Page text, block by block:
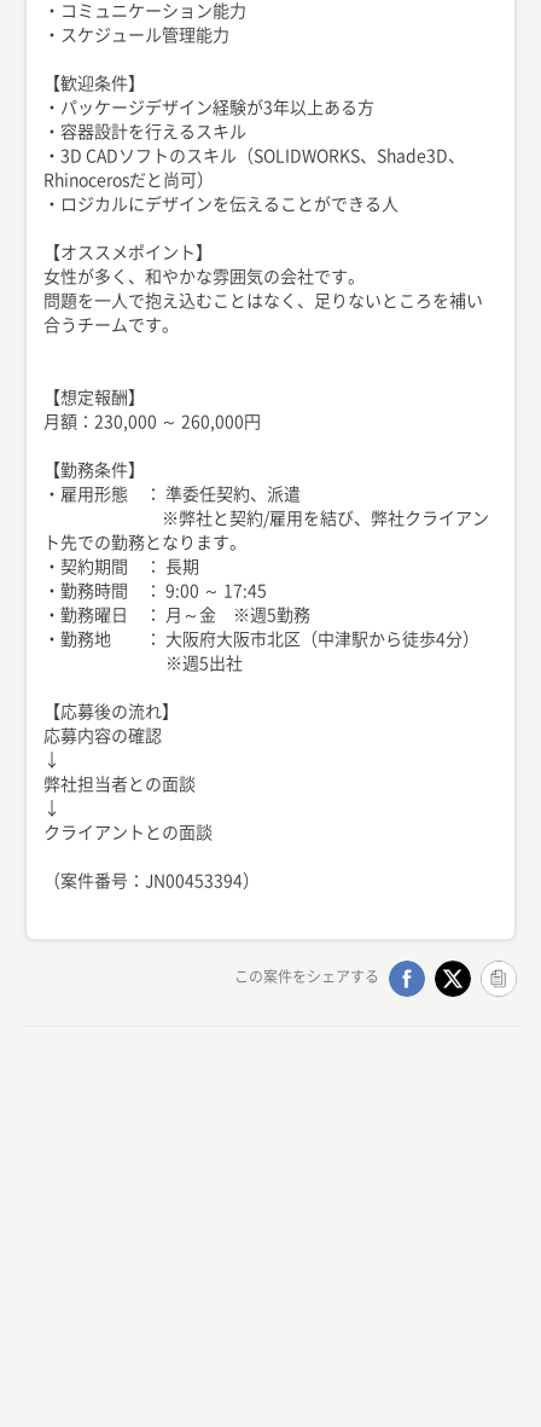
・コミュニケーション能力
・スケジュール管理能力
【歓迎条件】
・パッケージデザイン経験が3年以上ある方
・容器設計を行えるスキル
・3D CADソフトのスキル（SOLIDWORKS、Shade3D、
Rhinocerosだと尚可）
・ロジカルにデザインを伝えることができる人
【オススメポイント】
女性が多く、和やかな雰囲気の会社です。
問題を一人で抱え込むことはなく、足りないところを補い
合うチームです。
【想定報酬】
月額：230,000 ～ 260,000円
【勤務条件】
・雇用形態 ： 準委任契約、派遣
※弊社と契約/雇用を結び、弊社クライアン
ト先での勤務となります。
・契約期間 ： 長期
・勤務時間 ： 9:00 ～ 17:45
・勤務曜日 ： 月～金 ※週5勤務
・勤務地 ： 大阪府大阪市北区（中津駅から徒歩4分）
※週5出社
【応募後の流れ】
応募内容の確認
↓
弊社担当者との面談
↓
クライアントとの面談
（案件番号：JN00453394）
この案件をシェアする